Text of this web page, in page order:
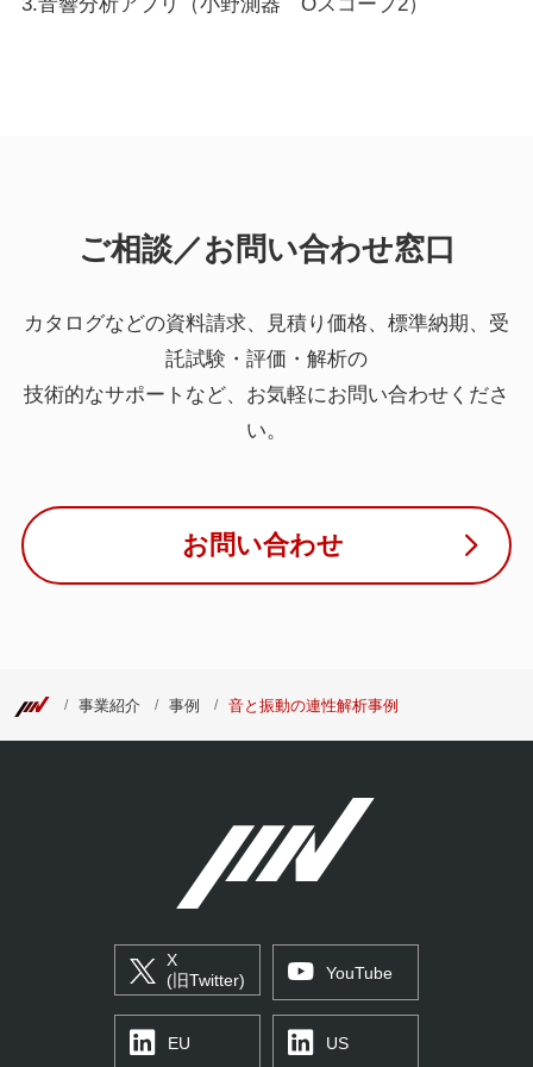
ご相談／お問い合わせ窓口
カタログなどの資料請求、見積り価格、標準納期、受
託試験・評価・解析の
技術的なサポートなど、お気軽にお問い合わせくださ
い。
お問い合わせ
事業紹介 事例 音と振動の連性解析事例
X
(旧Twitter)
YouTube
EU US